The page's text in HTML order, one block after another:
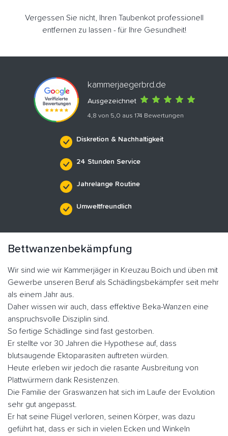
Vergessen Sie nicht, Ihren Taubenkot professionell
entfernen zu lassen - für Ihre Gesundheit!
kammerjaegerbrd.de
Ausgezeichnet
4,8 von 5,0 aus 174 Bewertungen
Diskretion & Nachhaltigkeit
24 Stunden Service
Jahrelange Routine
Umweltfreundlich
Bettwanzenbekämpfung
Wir sind wie wir Kammerjäger in Kreuzau Boich und üben mit
Gewerbe unseren Beruf als Schädlingsbekämpfer seit mehr
als einem Jahr aus.
Daher wissen wir auch, dass effektive Beka-Wanzen eine
anspruchsvolle Disziplin sind.
So fertige Schädlinge sind fast gestorben.
Er stellte vor 30 Jahren die Hypothese auf, dass
blutsaugende Ektoparasiten auftreten würden.
Heute erleben wir jedoch die rasante Ausbreitung von
Plattwürmern dank Resistenzen.
Die Familie der Graswanzen hat sich im Laufe der Evolution
sehr gut angepasst.
Er hat seine Flügel verloren, seinen Körper, was dazu
geführt hat, dass er sich in vielen Ecken und Winkeln